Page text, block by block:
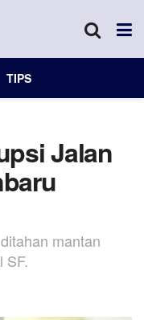
TIPS
Jalan
mantan
SF.